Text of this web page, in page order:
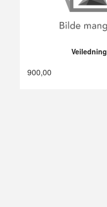
Veiledning
900,00